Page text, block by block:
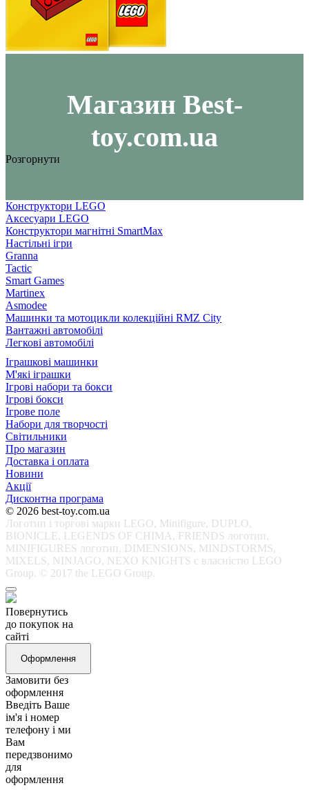
Maгазин Best-
toy.com.ua
Розгорнути
Конструктори LEGO
Аксесуари LEGO
Конструктори магнітні SmartMax
Настільні ігри
Granna
Tactic
Smart Games
Martinex
Asmodee
Машинки та мотоцикли колекційні RMZ City
Вантажні автомобілі
Легкові автомобілі
Іграшкові машинки
М'які іграшки
Ігрові набори та бокси
Ігрові бокси
Ігрове поле
Набори для творчості
Світильники
Про магазин
Доставка і оплата
Новини
Акції
Дисконтна програма
© 2026 best-toy.com.ua
Логотип і торгові марки LEGO, Minifigure, DUPLO,
BIONICLE, LEGENDS OF CHIMA, FRIENDS логотип,
MINIFIGURES логотип, DIMENSIONS, MINDSTORMS,
MIXELS, NINJAGO, NEXO KNIGHTS є власністю LEGO
Group. © 2017 the LEGO Group.
Повернутись
до покупок на
сайті
Оформлення
Замовити без
оформлення
Введіть Ваше
ім'я і номер
телефону і ми
Вам
передзвонимо
для
оформлення